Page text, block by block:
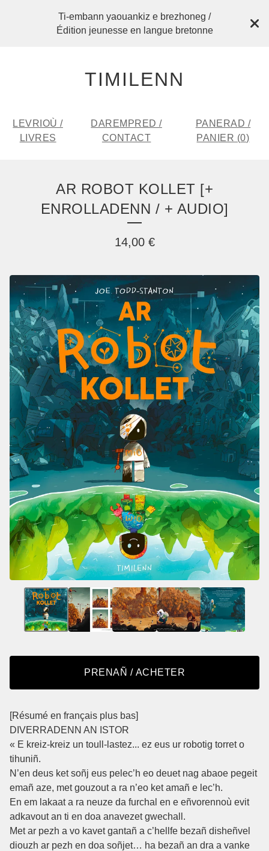
Ti-embann yaouankiz e brezhoneg /
Édition jeunesse en langue bretonne
TIMILENN
LEVRIOÙ /
LIVRES
DAREMPRED /
CONTACT
PANERAD /
PANIER (0)
AR ROBOT KOLLET [+
ENROLLADENN / + AUDIO]
14,00 €
PRENAÑ / ACHETER
[Résumé en français plus bas]
DIVERRADENN AN ISTOR
« E kreiz-kreiz un toull-lastez... ez eus ur robotig torret o
tihuniñ.
N’en deus ket soñj eus pelec’h eo deuet nag abaoe pegeit
emañ aze, met gouzout a ra n’eo ket amañ e lec’h.
En em lakaat a ra neuze da furchal en e eñvorennoù evit
adkavout an ti en doa anavezet gwechall.
Met ar pezh a vo kavet gantañ a c’hellfe bezañ disheñvel
diouzh ar pezh en doa soñjet… ha bezañ an dra a vanke